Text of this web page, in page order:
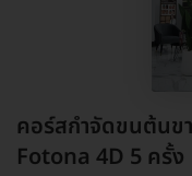
คอร์สกำจัดขนต้นข
Fotona 4D 5 ครั้ง